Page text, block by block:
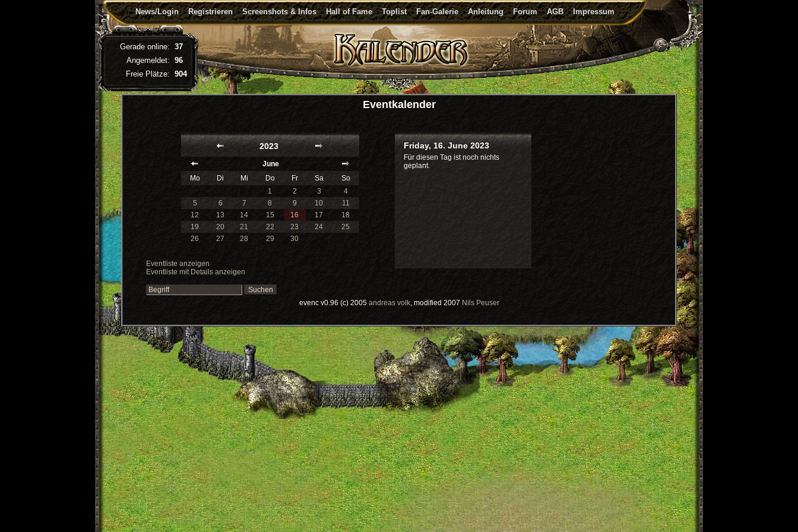
News/Login Registrieren Screenshots & Infos Hall of Fame Toplist Fan-Galerie Anleitung Forum AGB Impressum
Eventkalender
2023
June
Mo
Di Mi Do Fr Sa
So
1
2 3
4
5
6 7 8 9 10
11
12
13 14 15 16 17
18
19
20 21 22 23 24
25
26
27 28 29 30
Eventliste anzeigen
Eventliste mit Details anzeigen
Friday, 16. June 2023
Für diesen Tag ist noch nichts
geplant.
evenc v0.96 (c) 2005 andreas volk, modified 2007 Nils Peuser
Gerade online: 37
Angemeldet: 96
Freie Plätze: 904